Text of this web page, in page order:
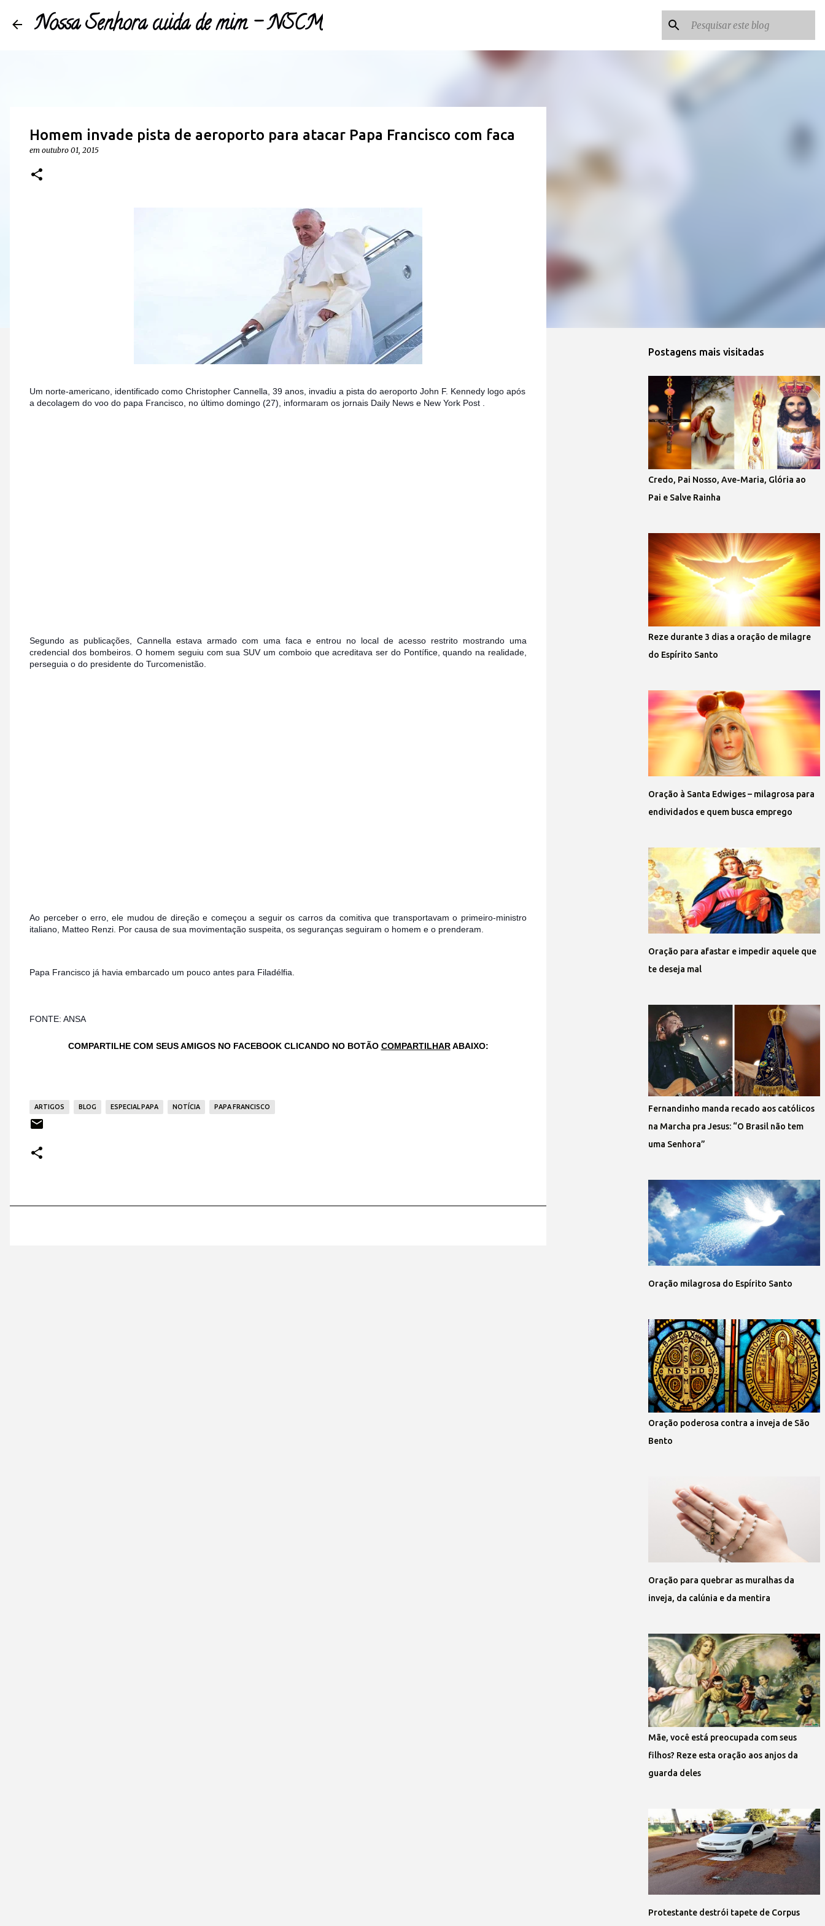
Nossa Senhora cuida de mim - NSCM
Homem invade pista de aeroporto para atacar Papa Francisco com faca
em outubro 01, 2015
Um norte-americano, identificado como Christopher Cannella, 39 anos, invadiu a pista do aeroporto John F. Kennedy logo após
a decolagem do voo do papa Francisco, no último domingo (27), informaram os jornais Daily News e New York Post .
Segundo as publicações, Cannella estava armado com uma faca e entrou no local de acesso restrito mostrando uma
credencial dos bombeiros. O homem seguiu com sua SUV um comboio que acreditava ser do Pontífice, quando na realidade,
perseguia o do presidente do Turcomenistão.
Ao perceber o erro, ele mudou de direção e começou a seguir os carros da comitiva que transportavam o primeiro-ministro
italiano, Matteo Renzi. Por causa de sua movimentação suspeita, os seguranças seguiram o homem e o prenderam.
Papa Francisco já havia embarcado um pouco antes para Filadélfia.
FONTE: ANSA
COMPARTILHE COM SEUS AMIGOS NO FACEBOOK CLICANDO NO BOTÃO COMPARTILHARABAIXO:
ARTIGOS BLOG ESPECIAL PAPA NOTÍCIA PAPA FRANCISCO
Postagens mais visitadas
Credo, Pai Nosso, Ave-Maria, Glória ao
Pai e Salve Rainha
Reze durante 3 dias a oração de milagre
do Espírito Santo
Oração à Santa Edwiges – milagrosa para
endividados e quem busca emprego
Oração para afastar e impedir aquele que
te deseja mal
Fernandinho manda recado aos católicos
na Marcha pra Jesus: “O Brasil não tem
uma Senhora”
Oração milagrosa do Espírito Santo
Oração poderosa contra a inveja de São
Bento
Oração para quebrar as muralhas da
inveja, da calúnia e da mentira
Mãe, você está preocupada com seus
filhos? Reze esta oração aos anjos da
guarda deles
Protestante destrói tapete de Corpus